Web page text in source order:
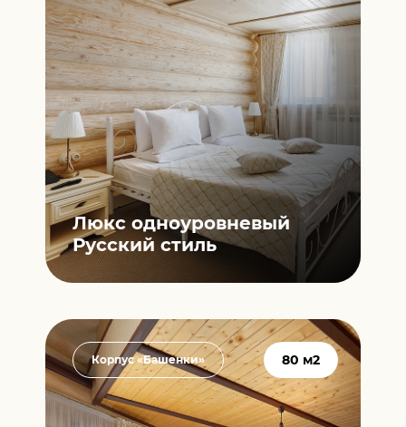
Люкс одноуровневый
Русский стиль
Корпус «Башенки» 80 м2